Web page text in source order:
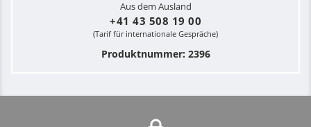
Aus dem Ausland
+41 43 508 19 00
(Tarif für internationale Gespräche)
Produktnummer: 2396